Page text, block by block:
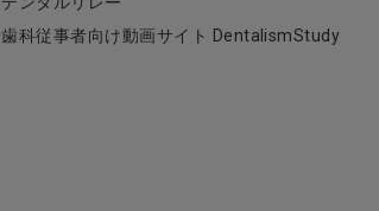
歯科従事者向け動画サイト DentalismStudy